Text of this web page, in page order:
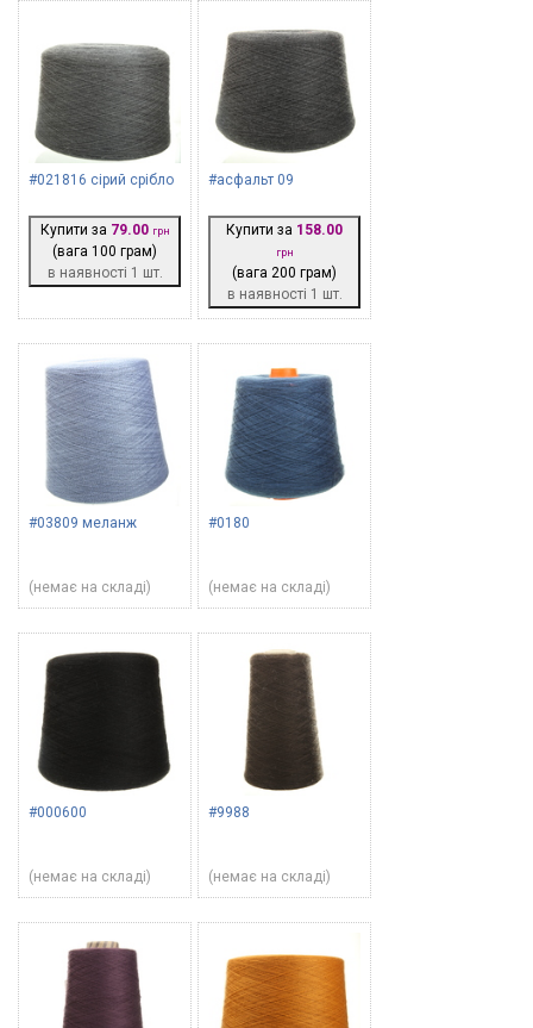
#021816 сірий срібло
Купити за 79.00 грн
(вага 100 грам)
в наявності 1 шт.
#асфальт 09
Купити за 158.00
грн
(вага 200 грам)
в наявності 1 шт.
#03809 меланж
(немає на складі)
#0180
(немає на складі)
#000600
(немає на складі)
#9988
(немає на складі)